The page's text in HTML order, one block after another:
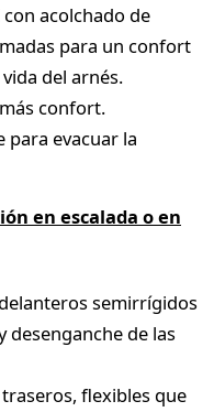
con acolchado de
para un confort
del arnés.
confort.
evacuar la
en escalada o en
semirrígidos
desenganche de las
flexibles que